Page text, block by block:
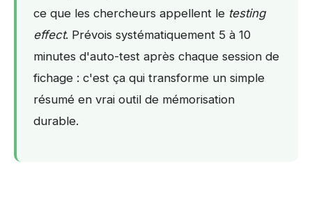
ce que les chercheurs appellent le testing
effect. Prévois systématiquement 5 à 10
minutes d'auto-test après chaque session de
fichage : c'est ça qui transforme un simple
résumé en vrai outil de mémorisation
durable.